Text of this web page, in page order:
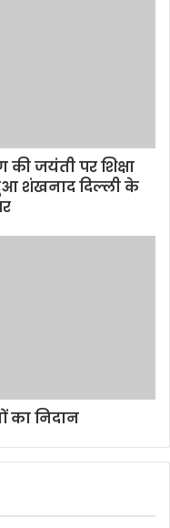
जयंती पर शिक्षा
शंखनाद दिल्ली के
का निदान